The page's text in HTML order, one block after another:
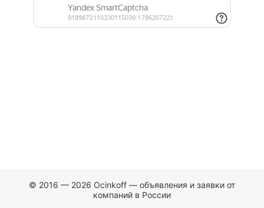
© 2016 — 2026 Ocinkoff — объявления и заявки от
компаний в России